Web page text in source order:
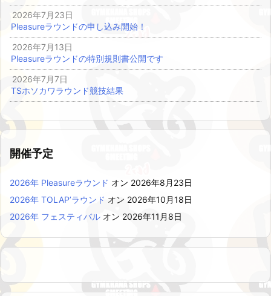
2026年7月23日
Pleasureラウンドの申し込み開始！
2026年7月13日
Pleasureラウンドの特別規則書公開です
2026年7月7日
TSホソカワラウンド競技結果
開催予定
2026年 Pleasureラウンド オン 2026年8月23日
2026年 TOLAP’ラウンド オン 2026年10月18日
2026年 フェスティバル オン 2026年11月8日